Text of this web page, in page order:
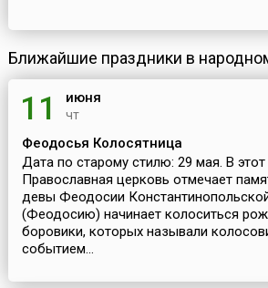
Ближайшие праздники в
11 июня
чт
Феодосья Колосятница
Дата по старому стилю: 29 мая. В
Православная церковь отмечает
девы Феодосии
(Феодосию) начинает колоситься
боровики, которых называли
событием...